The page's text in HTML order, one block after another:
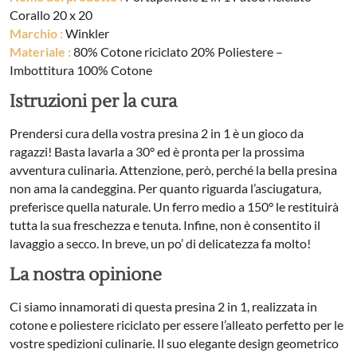
Corallo 20 x 20
Marchio :Winkler
Materiale :80% Cotone riciclato 20% Poliestere –
Imbottitura 100% Cotone
Istruzioni per la cura
Prendersi cura della vostra presina 2 in 1 è un gioco da
ragazzi! Basta lavarla a 30° ed è pronta per la prossima
avventura culinaria. Attenzione, però, perché la bella presina
non ama la candeggina. Per quanto riguarda l’asciugatura,
preferisce quella naturale. Un ferro medio a 150° le restituirà
tutta la sua freschezza e tenuta. Infine, non è consentito il
lavaggio a secco. In breve, un po’ di delicatezza fa molto!
La nostra opinione
Ci siamo innamorati di questa presina 2 in 1, realizzata in
cotone e poliestere riciclato per essere l’alleato perfetto per le
vostre spedizioni culinarie. Il suo elegante design geometrico